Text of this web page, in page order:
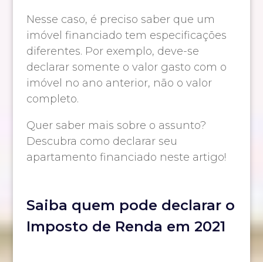
Nesse caso, é preciso saber que um
imóvel financiado tem especificações
diferentes. Por exemplo, deve-se
declarar somente o valor gasto com o
imóvel no ano anterior, não o valor
completo.
Quer saber mais sobre o assunto?
Descubra como declarar seu
apartamento financiado neste artigo!
Saiba quem pode declarar o
Imposto de Renda em 2021